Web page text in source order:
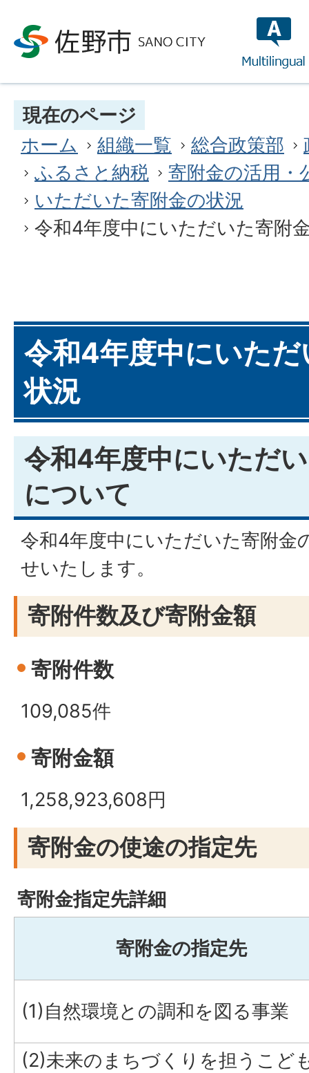
現在のページ
ホーム
組織一覧 総合政策部
ふるさと納税
寄附金の活用・
いただいた寄附金の状況
令和4年度中にいただいた寄附
令和4年度中にいた
状況
令和4年度中にいただ
について
令和4年度中にいただいた寄附金
せいたします。
寄附件数及び寄附金額
寄附件数
109,085件
寄附金額
1,258,923,608円
寄附金の使途の指定先
寄附金指定先詳細
寄附金の指定先
(1)自然環境との調和を図る事業
(2)未来のまちづくりを担うこど